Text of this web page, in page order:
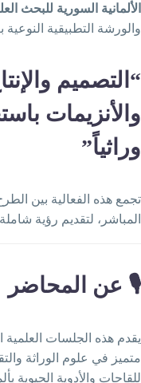
السورية للبحث
التطبيقية النوعية
هذه الفعالية بين
لتقديم رؤية
عن المحاضر
هذه الجلسات العلمية
في علوم الوراثة
والأدوية الحيوية